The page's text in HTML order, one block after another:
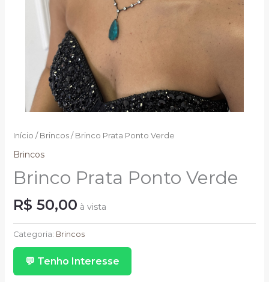
Início / Brincos/ Brinco Prata Ponto Verde
Brincos
Brinco Prata Ponto Verde
R$ 50,00 à vista
Brinco
Prata
Ponto
Verde
quantidade
Categoria: Brincos
💬 Tenho Interesse